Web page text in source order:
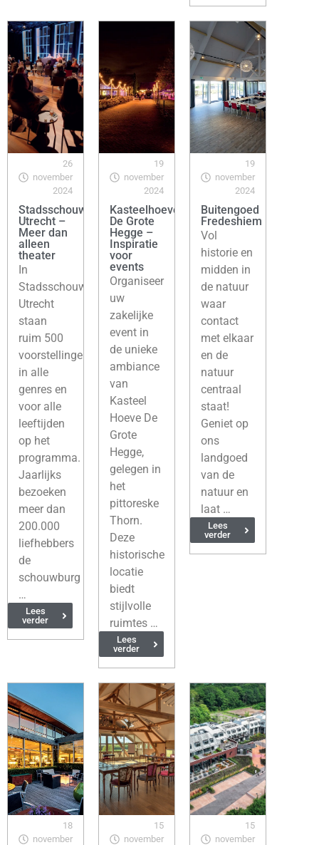
26
november
2024
Stadsschouwburg
Utrecht –
Meer dan
alleen
theater
In
Stadsschouwburg
Utrecht
staan
ruim 500
voorstellingen
in alle
genres en
voor alle
leeftijden
op het
programma.
Jaarlijks
bezoeken
meer dan
200.000
liefhebbers
de
schouwburg
…
Lees
verder
19
november
2024
Kasteelhoeve
De Grote
Hegge –
Inspiratie
voor
events
Organiseer
uw
zakelijke
event in
de unieke
ambiance
van
Kasteel
Hoeve De
Grote
Hegge,
gelegen in
het
pittoreske
Thorn.
Deze
historische
locatie
biedt
stijlvolle
ruimtes …
Lees
verder
19
november
2024
Buitengoed
Fredeshiem
Vol
historie en
midden in
de natuur
waar
contact
met elkaar
en de
natuur
centraal
staat!
Geniet op
ons
landgoed
van de
natuur en
laat …
Lees
verder
18
november
15
november
15
november